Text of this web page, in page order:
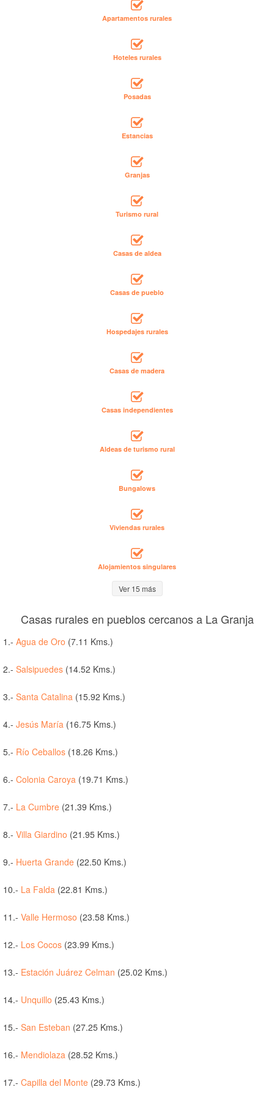
Apartamentos rurales
Hoteles rurales
Posadas
Estancias
Granjas
Turismo rural
Casas de aldea
Casas de pueblo
Hospedajes rurales
Casas de madera
Casas independientes
Aldeas de turismo rural
Bungalows
Viviendas rurales
Alojamientos singulares
Ver 15 más
Casas rurales en pueblos cercanos a La Granja
1.- Agua de Oro (7.11 Kms.)
2.- Salsipuedes (14.52 Kms.)
3.- Santa Catalina (15.92 Kms.)
4.- Jesús María (16.75 Kms.)
5.- Río Ceballos (18.26 Kms.)
6.- Colonia Caroya (19.71 Kms.)
7.- La Cumbre (21.39 Kms.)
8.- Villa Giardino (21.95 Kms.)
9.- Huerta Grande (22.50 Kms.)
10.- La Falda (22.81 Kms.)
11.- Valle Hermoso (23.58 Kms.)
12.- Los Cocos (23.99 Kms.)
13.- Estación Juárez Celman (25.02 Kms.)
14.- Unquillo (25.43 Kms.)
15.- San Esteban (27.25 Kms.)
16.- Mendiolaza (28.52 Kms.)
17.- Capilla del Monte (29.73 Kms.)